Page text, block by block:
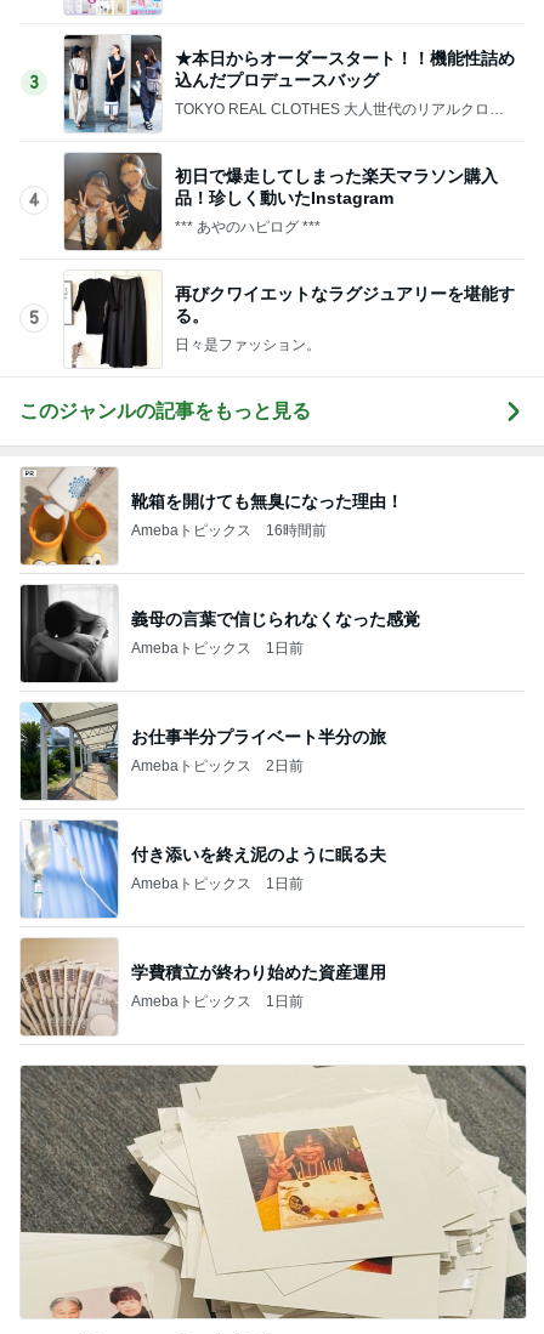
3
★本日からオーダースタート！！機能性詰め
込んだプロデュースバッグ
TOKYO REAL CLOTHES 大人世代のリアルクロー
4
初日で爆走してしまった楽天マラソン購入
品！珍しく動いたInstagram
*** あやのハピログ ***
5
再びクワイエットなラグジュアリーを堪能す
る。
日々是ファッション。
このジャンルの記事をもっと見る
靴箱を開けても無臭になった理由！
Amebaトピックス 16時間前
義母の言葉で信じられなくなった感覚
Amebaトピックス 1日前
お仕事半分プライベート半分の旅
Amebaトピックス 2日前
付き添いを終え泥のように眠る夫
Amebaトピックス 1日前
学費積立が終わり始めた資産運用
Amebaトピックス 1日前